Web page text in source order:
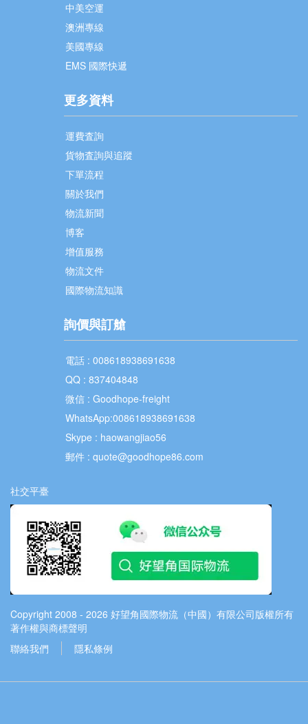
中美空運
澳洲專線
美國專線
EMS 國際快遞
更多資料
運費査詢
貨物査詢與追蹤
下單流程
關於我們
物流新聞
博客
增值服務
物流文件
國際物流知識
詢價與訂艙
電話 : 008618938691638
QQ : 837404848
微信 : Goodhope-freight
WhatsApp:008618938691638
Skype : haowangjiao56
郵件 : quote@goodhope86.com
社交平臺
Copyright 2008 - 2026 好望角國際物流（中國）有限公司版權所有
著作權與商標聲明
聯絡我們
隱私條例